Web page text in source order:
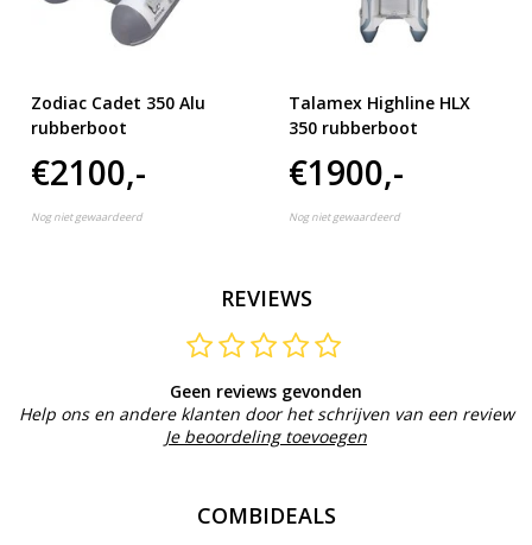
Zodiac Cadet 350 Alu
rubberboot
€2100,-
Nog niet gewaardeerd
Talamex Highline HLX
350 rubberboot
€1900,-
Nog niet gewaardeerd
REVIEWS
Geen reviews gevonden
Help ons en andere klanten door het schrijven van een review
Je beoordeling toevoegen
COMBIDEALS